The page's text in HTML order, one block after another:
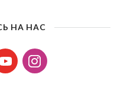
НА НАС